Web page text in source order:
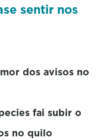
sentir nos
dos avisos no
fai subir o
no quilo